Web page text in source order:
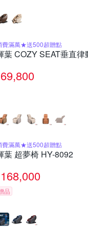
費滿萬★送500超贈點
葉 COZY SEAT垂直
69,800
費滿萬★送500超贈點
葉 超夢椅 HY-8092
168,000
品